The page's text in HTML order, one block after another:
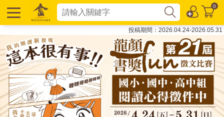
0
投稿期間：2026.04.24-2026.05.31